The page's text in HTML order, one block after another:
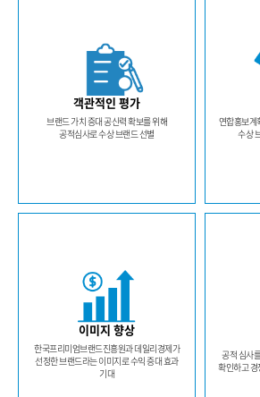
객관적인 평가
브랜드 가치 증대 공신력 확보를 위해
공적심사로 수상 브랜드 선별
연합홍보계
수상
이미지 향상
한국프리미엄브랜드진흥원과 데일리경제가
선정한 브랜드라는 이미지로 수익 증대 효과
기대
공적 심사
확인하고 경